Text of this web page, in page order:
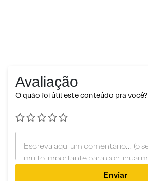
Avaliação
O quão foi útil este conteúdo pra você?
Enviar